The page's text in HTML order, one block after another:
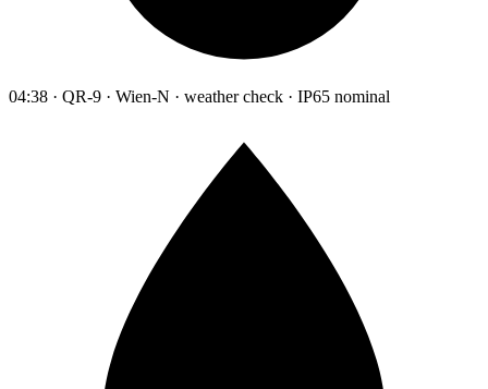
04:38 · QR-9 · Wien-N · weather check · IP65 nominal